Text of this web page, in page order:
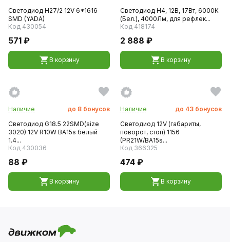
Светодиод Н27/2 12V 6*1616
SMD (YADA)
Код 430054
571 ₽
В корзину
Светодиод H4, 12В, 17Вт, 6000К
(Бел.), 4000Лм, для рефлек...
Код 418174
2 888 ₽
В корзину
Наличие до 8 бонусов
Светодиод G18.5 22SMD(size
3020) 12V R10W BA15s белый
1.4...
Код 430036
88 ₽
В корзину
Наличие до 43 бонусов
Светодиод 12V (габариты,
поворот, стоп) 1156
(PR21W/BA15s...
Код 366325
474 ₽
В корзину